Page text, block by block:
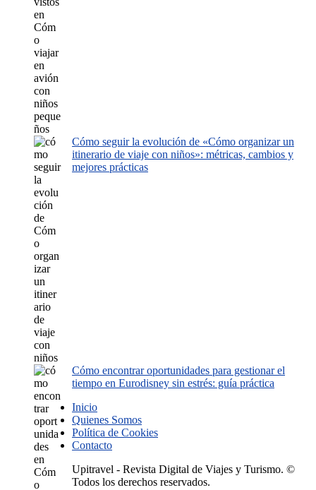
Cómo seguir la evolución de «Cómo organizar un
itinerario de viaje con niños»: métricas, cambios y
mejores prácticas
Cómo encontrar oportunidades para gestionar el
tiempo en Eurodisney sin estrés: guía práctica
Inicio
Quienes Somos
Política de Cookies
Contacto
Upitravel - Revista Digital de Viajes y Turismo. ©
Todos los derechos reservados.